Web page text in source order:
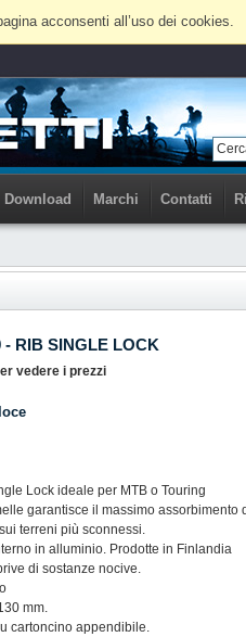
acconsenti all’uso dei cookies.
Download Marchi Contatti
- RIB SINGLE LOCK
vedere i prezzi
Lock ideale per MTB o Touring
garantisce il massimo assorbimento
terreni più sconnessi.
in alluminio. Prodotte in Finlandia
di sostanze nocive.
mm.
cartoncino appendibile.